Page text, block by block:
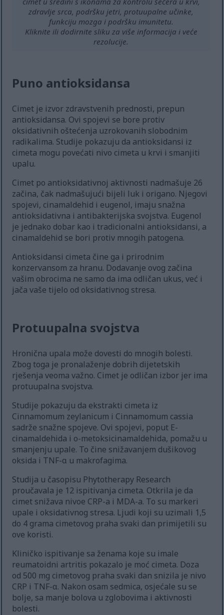
zdravlje srca, podršku jetri, protuupalne učinke,
funkciju mozga i podršku imunitetu.
Kliknite ili dodirnite sliku za više informacija i veće
rezolucije.
Puno antioksidansa
Cimet je izvor zdravstvenih prednosti, prepun
antioksidansa. Ovi spojevi se bore protiv
oksidativnih oštećenja uzrokovanih slobodnim
radikalima. Studije pokazuju da antioksidansi iz
cimeta mogu povećati nivo cimeta u krvi i smanjiti
upalu.
Cimet po antioksidativnoj aktivnosti nadmašuje 26
začina, čak nadmašujući bijeli luk i origano. Njegovi
spojevi, cinamaldehid i eugenol, imaju snažna
antioksidativna i antibakterijska svojstva. Eugenol
je jednako dobar kao i tradicionalni antioksidansi, a
cinamaldehid se bori protiv mnogih patogena.
Antioksidansi cimeta čine ga i prirodnim
konzervansom za hranu. Dodavanje ovog začina
vašim obrocima ne samo da ima odličan ukus, već i
jača vaše tijelo od oksidativnog stresa.
Protuupalna svojstva
Hronična upala može dovesti do mnogih bolesti.
Zbog toga je pronalaženje dobrih dijetetskih
rješenja veoma važno. Cimet je odličan izbor jer ima
protuupalna svojstva.
Studije pokazuju da ekstrakti cimeta iz
Cinnamomum zeylanicum i Cinnamomum cassia
sadrže snažne spojeve. Ovi spojevi, poput E-
cinamaldehida i o-metoksicinamaldehida, pomažu u
smanjenju upale. To čine snižavanjem dušikovog
oksida i TNF-α u makrofagima.
Studija u časopisu Phytotherapy Research
proučavala je 12 ispitivanja cimeta. Otkrila je da
cimet snižava nivoe CRP-a i MDA-a. To su markeri
upale i oksidativnog stresa. Ljudi koji su uzimali 1,5
do 4 grama cimetovog praha svaki dan primijetili su
ove koristi.
Kliničko ispitivanje sa ženama koje su imale
reumatoidni artritis pokazalo je moć cimeta. Doza
od 500 mg cimetovog praha svaki dan snizila je nivo
CRP i TNF-α. Nakon osam sedmica, osjećale su se
bolje, sa manje bolova u zglobovima i aktivnosti
bolesti.